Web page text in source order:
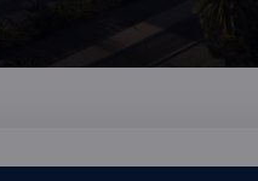
Частная консультация